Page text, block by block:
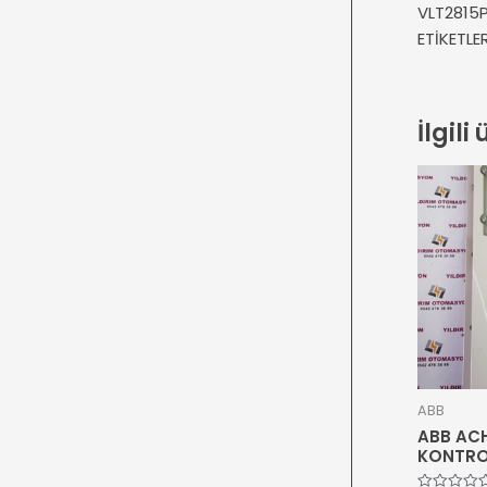
İlgili
ABB
ABB